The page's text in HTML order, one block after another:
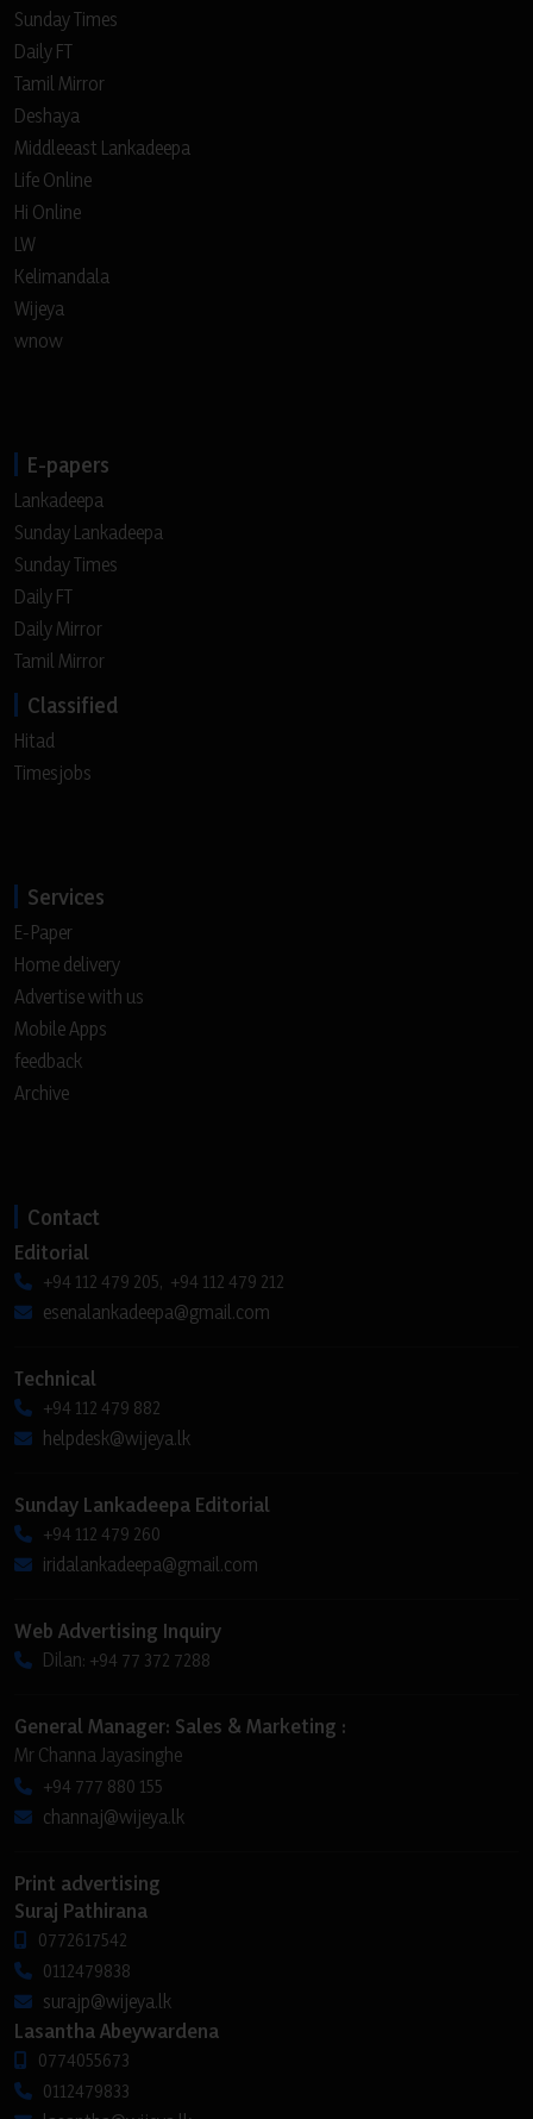
Sunday Times
Daily FT
Tamil Mirror
Deshaya
Middleeast Lankadeepa
Life Online
Hi Online
LW
Kelimandala
Wijeya
wnow
E-papers
Lankadeepa
Sunday Lankadeepa
Sunday Times
Daily FT
Daily Mirror
Tamil Mirror
Classified
Hitad
Timesjobs
Services
E-Paper
Home delivery
Advertise with us
Mobile Apps
feedback
Archive
Contact
Editorial
+94 112 479 205, +94 112 479 212
esenalankadeepa@gmail.com
Technical
+94 112 479 882
helpdesk@wijeya.lk
Sunday Lankadeepa Editorial
+94 112 479 260
iridalankadeepa@gmail.com
Web Advertising Inquiry
Dilan: +94 77 372 7288
General Manager: Sales & Marketing :
Mr Channa Jayasinghe
+94 777 880 155
channaj@wijeya.lk
Print advertising
Suraj Pathirana
0772617542
0112479838
surajp@wijeya.lk
Lasantha Abeywardena
0774055673
0112479833